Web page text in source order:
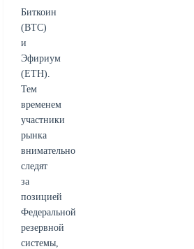
Биткоин
(BTC)
и
Эфириум
(ETH).
Тем
временем
участники
рынка
внимательно
следят
за
позицией
Федеральной
резервной
системы,